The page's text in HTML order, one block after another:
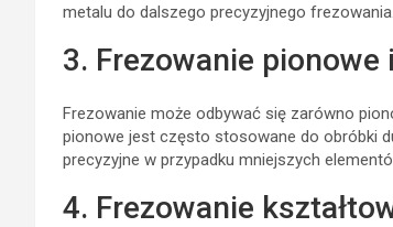
metalu do dalszego precyzyjnego frezowania.
3. Frezowanie pionowe
Frezowanie może odbywać się zarówno
pionowe jest często stosowane do obróbki
precyzyjne w przypadku mniejszych
4. Frezowanie